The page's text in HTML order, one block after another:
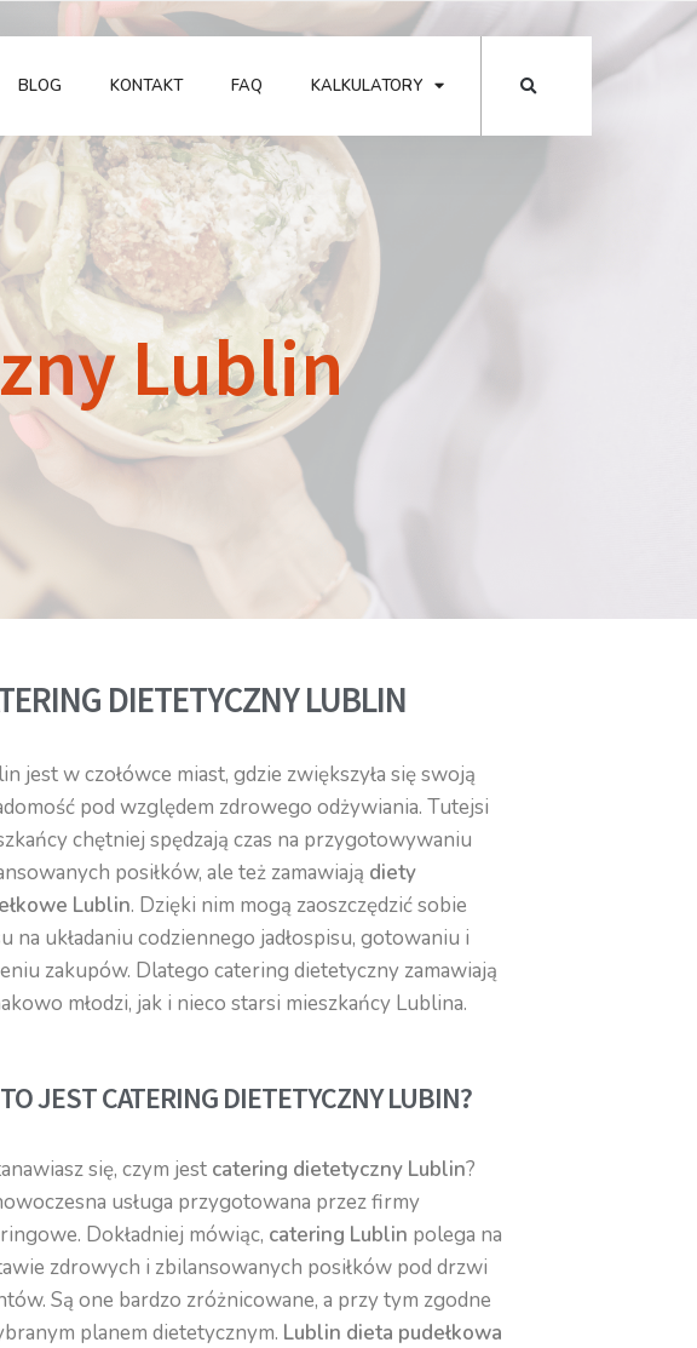
BLOG KONTAKT FAQ KALKULATORY
Lublin
DIETETYCZNY LUBLIN
jest w czołówce miast, gdzie zwiększyła się swoją
pod względem zdrowego odżywiania. Tutejsi
chętniej spędzają czas na przygotowywaniu
posiłków, ale też zamawiają diety
Lublin. Dzięki nim mogą zaoszczędzić sobie
na układaniu codziennego jadłospisu, gotowaniu i
zakupów. Dlatego catering dietetyczny zamawiają
młodzi, jak i nieco starsi mieszkańcy Lublina.
JEST CATERING DIETETYCZNY LUBIN?
się, czym jest catering dietetyczny Lublin?
usługa przygotowana przez firmy
Dokładniej mówiąc, catering Lublin polega na
zdrowych i zbilansowanych posiłków pod drzwi
Są one bardzo zróżnicowane, a przy tym zgodne
planem dietetycznym. Lublin dieta pudełkowa